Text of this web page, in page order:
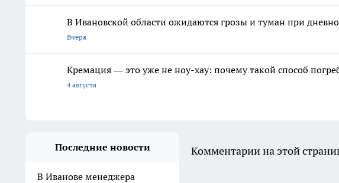
В Ивановской области ожидаются грозы и туман при
Вчера
Кремация — это уже не ноу-хау: почему такой способ
4 августа
Последние новости
В Иванове менеджера
Комментарии на этой